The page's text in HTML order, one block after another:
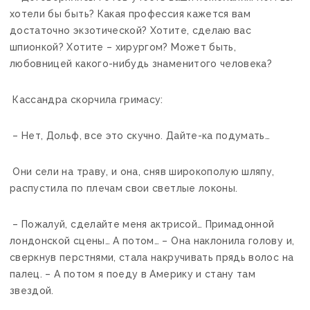
хотели бы быть? Какая профессия кажется вам
достаточно экзотической? Хотите, сделаю вас
шпионкой? Хотите – хирургом? Может быть,
любовницей какого-нибудь знаменитого человека?
Кассандра скорчила гримасу:
– Нет, Дольф, все это скучно. Дайте-ка подумать…
Они сели на траву, и она, сняв широкополую шляпу,
распустила по плечам свои светлые локоны.
– Пожалуй, сделайте меня актрисой… Примадонной
лондонской сцены… А потом… – Она наклонила голову и,
сверкнув перстнями, стала накручивать прядь волос на
палец. – А потом я поеду в Америку и стану там
звездой.